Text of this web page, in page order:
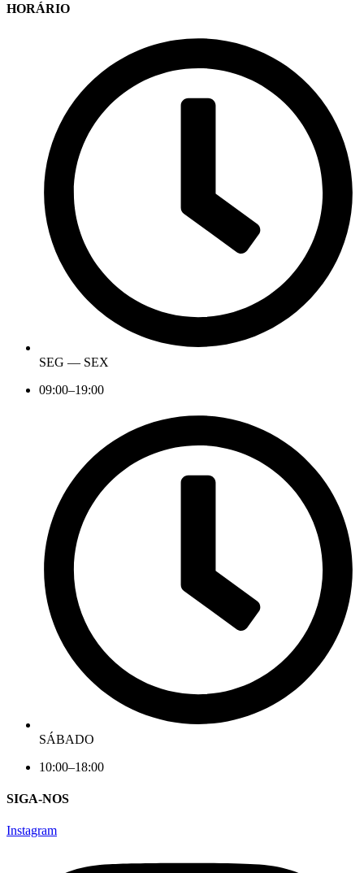
HORÁRIO
SEG — SEX
09:00–19:00
SÁBADO
10:00–18:00
SIGA-NOS
Instagram